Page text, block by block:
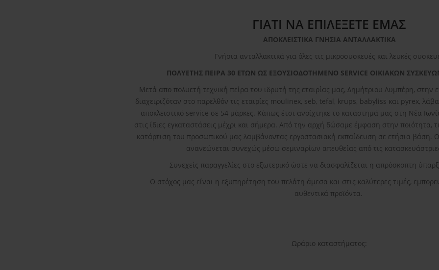
ΓΙΑΤΙ ΝΑ ΕΠΙΛΕΞΕΤΕ ΕΜΑΣ
ΑΠΟΚΛΕΙΣΤΙΚΑ ΓΝΗΣΙΑ ΑΝΤΑΛΛΑΚΤΙΚΑ
Γνήσια ανταλλακτικά για όλες τις μικροσυσκευές και λευκές
ΠΟΛΥΕΤΗΣ ΠΕΙΡΑ 30 ΕΤΩΝ ΩΣ ΕΞΟΥΣΙΟΔΟΤΗΜΕΝΟ SERVICE ΟΙΚΙΑΚΩΝ
Μετά απο πολυετή τεχνική πείρα του ιδρυτή της εταιρίας μας, Δημήτριου Λυμπέρη,
διαχειριζόταν στο παρελθόν τις εταιρίες moulinex, seb, tefal, krups, babyliss και pyrex,
αποκλειστικό service σε 54 μάρκες. Κάπως έτσι ανοίχτηκε το κατάστημά μας στη Νέα
στις ίδιες εγκαταστάσεις μέχρι και σήμερα. Από την αρχή δώσαμε έμφαση στην ποιότητα,
κατάρτιση του προσωπικού μας λαμβάνοντας εργοστασιακή εκπαίδευση σε ετήσια βάση.
ανανεώνεται συνεχώς μέσω σεμιναρίων απευθείας από τις
Συνεχείς παραγγελίες στο εξωτερικό ώστε να διασφαλίζεται η απρόσκοπτη
Ο στόχος μας είναι η εξυπηρέτηση του πελάτη άμεσα και στις καλύτερες τιμές,
αυθεντικά προϊόντα.
Ωράριο καταστήματος: